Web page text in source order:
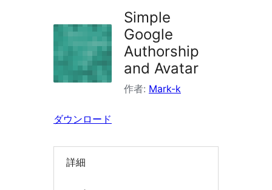
Simple
Google
Authorship
and Avatar
作者: Mark-k
ダウンロード
詳細